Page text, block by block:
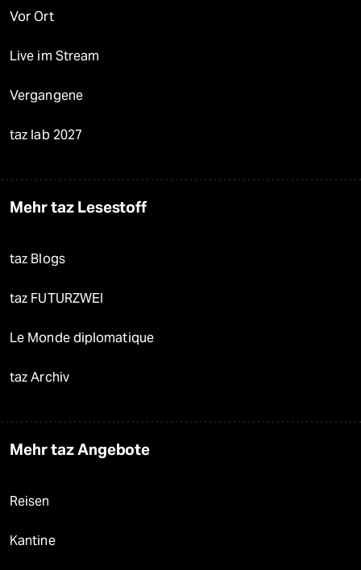
Vor Ort
Live im Stream
Vergangene
taz lab 2027
Mehr taz Lesestoff
taz Blogs
taz FUTURZWEI
Le Monde diplomatique
taz Archiv
Mehr taz Angebote
Reisen
Kantine